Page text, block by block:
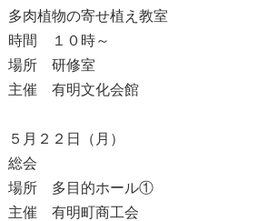
多肉植物の寄せ植え教室
時間 １０時～
場所 研修室
主催 有明文化会館
５月２２日（月）
総会
場所 多目的ホール①
主催 有明町商工会